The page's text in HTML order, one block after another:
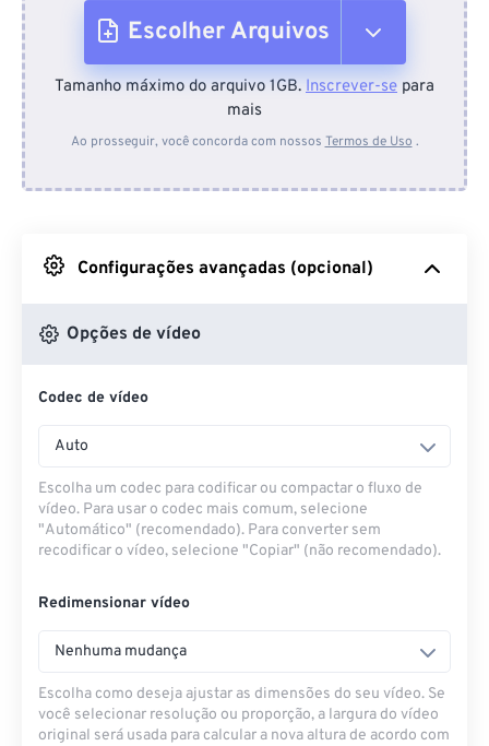
Escolher Arquivos
Do dispositivo
Do Google Drive
Do OneDrive
Tamanho máximo do arquivo 1GB. Inscrever-se para
mais
Ao prosseguir, você concorda com nossos Termos de Uso .
Configurações avançadas (opcional)
Opções de vídeo
Codec de vídeo
Auto
Escolha um codec para codificar ou compactar o fluxo de
vídeo. Para usar o codec mais comum, selecione
"Automático" (recomendado). Para converter sem
recodificar o vídeo, selecione "Copiar" (não recomendado).
Redimensionar vídeo
Nenhuma mudança
Escolha como deseja ajustar as dimensões do seu vídeo. Se
você selecionar resolução ou proporção, a largura do vídeo
original será usada para calcular a nova altura de acordo com